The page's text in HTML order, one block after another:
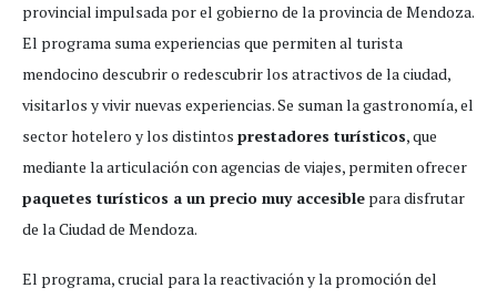
provincial impulsada por el gobierno de la provincia de Mendoza.
El programa suma experiencias que permiten al turista
mendocino descubrir o redescubrir los atractivos de la ciudad,
visitarlos y vivir nuevas experiencias. Se suman la gastronomía, el
sector hotelero y los distintos prestadores turísticos, que
mediante la articulación con agencias de viajes, permiten ofrecer
paquetes turísticos a un precio muy accesible para disfrutar
de la Ciudad de Mendoza.
El programa, crucial para la reactivación y la promoción del